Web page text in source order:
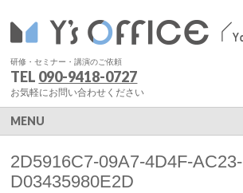
研修・セミナー・講演のご依頼
TEL 090-9418-0727
お気軽にお問い合わせください
MENU
2D5916C7-09A7-4D4F-AC23-
D03435980E2D